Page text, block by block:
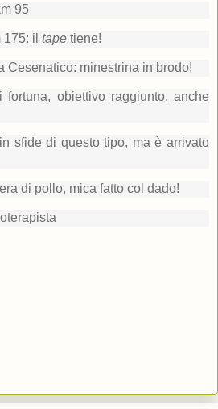
95
il tape tiene!
Cesenatico: minestrina in brodo!
obiettivo raggiunto, anche
sfide di questo tipo, ma è arrivato
di pollo, mica fatto col dado!